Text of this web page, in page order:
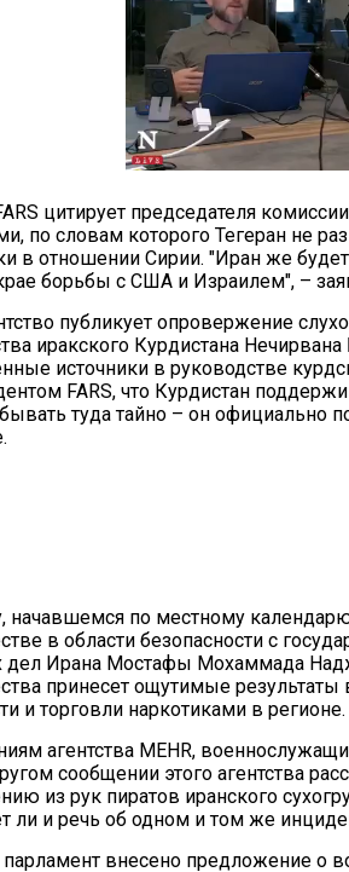
цитирует председателя
по словам которого Тегеран не
в отношении Сирии. "Иран же
борьбы с США и Израилем", –
публикует опровержение
иракского Курдистана
источники в руководстве
FARS, что Курдистан
туда тайно – он официально
начавшемся по местному
в области безопасности с
дел Ирана Мостафы Мохаммада
принесет ощутимые
и торговли наркотиками в регионе.
агентства MEHR,
сообщении этого агентства
из рук пиратов иранского
ли и речь об одном и том же
внесено предложение о